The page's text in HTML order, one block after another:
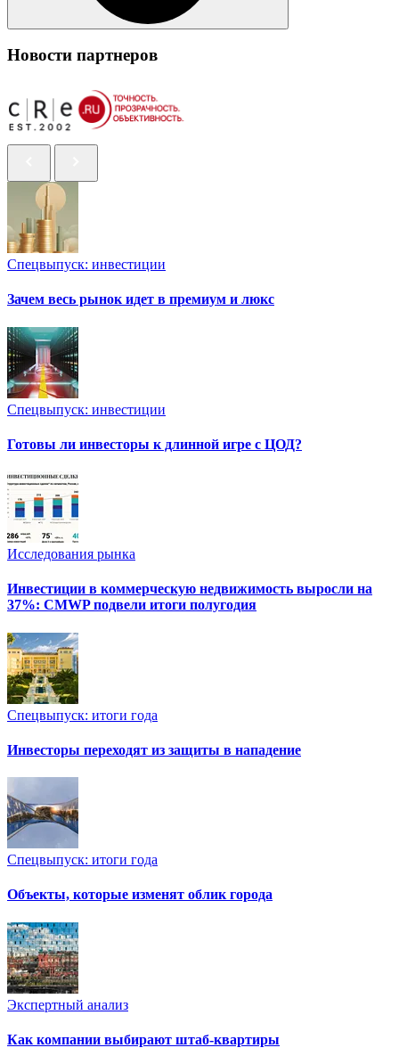
Новости партнеров
Спецвыпуск: инвестиции
Зачем весь рынок идет в премиум и люкс
Спецвыпуск: инвестиции
Готовы ли инвесторы к длинной игре с ЦОД?
Исследования рынка
Инвестиции в коммерческую недвижимость выросли на
37%: CMWP подвели итоги полугодия
Спецвыпуск: итоги года
Инвесторы переходят из защиты в нападение
Спецвыпуск: итоги года
Объекты, которые изменят облик города
Экспертный анализ
Как компании выбирают штаб-квартиры